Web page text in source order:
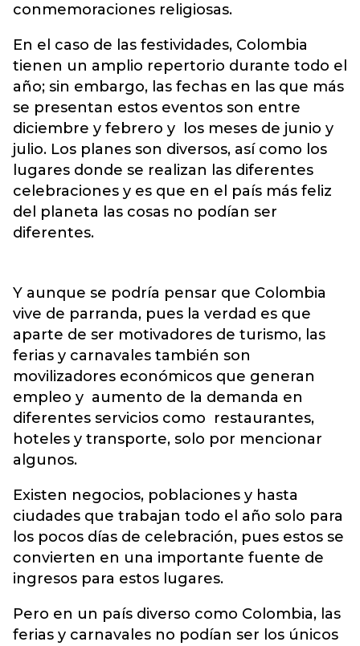
conmemoraciones religiosas.
En el caso de las festividades, Colombia
tienen un amplio repertorio durante todo el
año; sin embargo, las fechas en las que más
se presentan estos eventos son entre
diciembre y febrero y los meses de junio y
julio. Los planes son diversos, así como los
lugares donde se realizan las diferentes
celebraciones y es que en el país más feliz
del planeta las cosas no podían ser
diferentes.
Y aunque se podría pensar que Colombia
vive de parranda, pues la verdad es que
aparte de ser motivadores de turismo, las
ferias y carnavales también son
movilizadores económicos que generan
empleo y aumento de la demanda en
diferentes servicios como restaurantes,
hoteles y transporte, solo por mencionar
algunos.
Existen negocios, poblaciones y hasta
ciudades que trabajan todo el año solo para
los pocos días de celebración, pues estos se
convierten en una importante fuente de
ingresos para estos lugares.
Pero en un país diverso como Colombia, las
ferias y carnavales no podían ser los únicos